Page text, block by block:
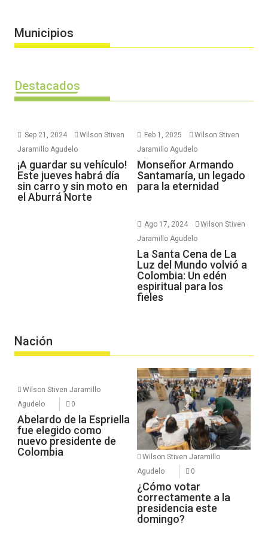
Municipios
Destacados
Sep 21, 2024
Wilson Stiven
Jaramillo Agudelo
¡A guardar su vehículo!
Este jueves habrá día
sin carro y sin moto en
el Aburrá Norte
Feb 1, 2025
Wilson Stiven
Jaramillo Agudelo
Monseñor Armando
Santamaría, un legado
para la eternidad
Ago 17, 2024
Wilson Stiven
Jaramillo Agudelo
La Santa Cena de La
Luz del Mundo volvió a
Colombia: Un edén
espiritual para los
fieles
Nación
Wilson Stiven Jaramillo
Agudelo
0
Abelardo de la Espriella
fue elegido como
nuevo presidente de
Colombia
Wilson Stiven Jaramillo
Agudelo
0
¿Cómo votar
correctamente a la
presidencia este
domingo?